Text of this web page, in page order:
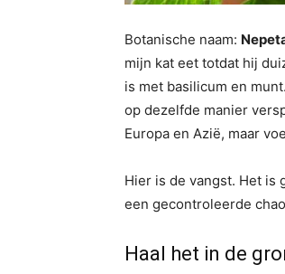
Botanische naam:
mijn kat eet totdat hij
is met basilicum en
op dezelfde manier
Europa en Azië, maar
Hier is de vangst. Het is
een gecontroleerde
Haal het in de